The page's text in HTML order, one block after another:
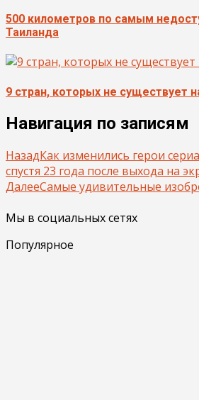
500 километров по самым
Таиланда
9 стран, которых не существует
Навигация по записям
НазадКак изменились герои
спустя 23 года после выхода на
ДалееСамые удивительные
Мы в социальных сетях
Популярное